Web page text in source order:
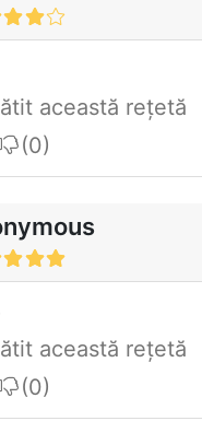
această rețetă
I do not appreciate
această rețetă
I do not appreciate